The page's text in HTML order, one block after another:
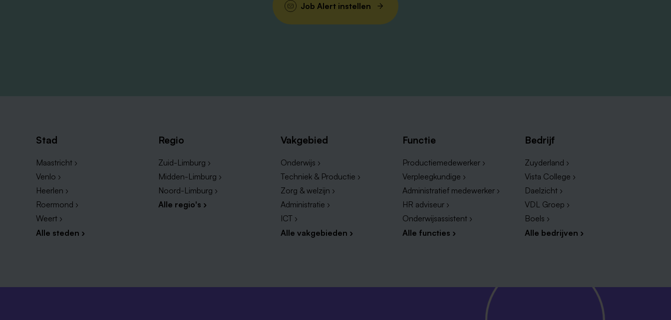
Job Alert instellen
Stad
Maastricht ›
Venlo ›
Heerlen ›
Roermond ›
Weert ›
Alle steden ›
Regio
Zuid-Limburg ›
Midden-Limburg ›
Noord-Limburg ›
Alle regio's ›
Vakgebied
Onderwijs ›
Techniek & Productie ›
Zorg & welzijn ›
Administratie ›
ICT ›
Alle vakgebieden ›
Functie
Productiemedewerker ›
Verpleegkundige ›
Administratief medewerker ›
HR adviseur ›
Onderwijsassistent ›
Alle functies ›
Bedrijf
Zuyderland ›
Vista College ›
Daelzicht ›
VDL Groep ›
Boels ›
Alle bedrijven ›